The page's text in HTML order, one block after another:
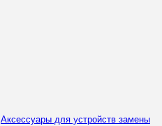
Аксессуары для yстройств замены